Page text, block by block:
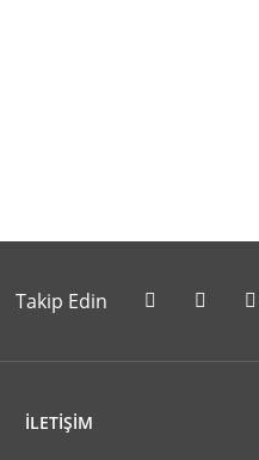
Takip Edin
İLETİŞİM